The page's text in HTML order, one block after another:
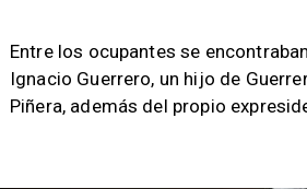
​Entre los ocupantes se
Ignacio Guerrero, un hijo de
Piñera, además del propio